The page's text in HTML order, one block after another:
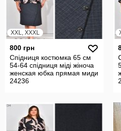
XXL, XXXL
800 грн
Спідниця костюмка 65 см
54-64 спідниця міді жіноча
женская юбка прямая миди
24236